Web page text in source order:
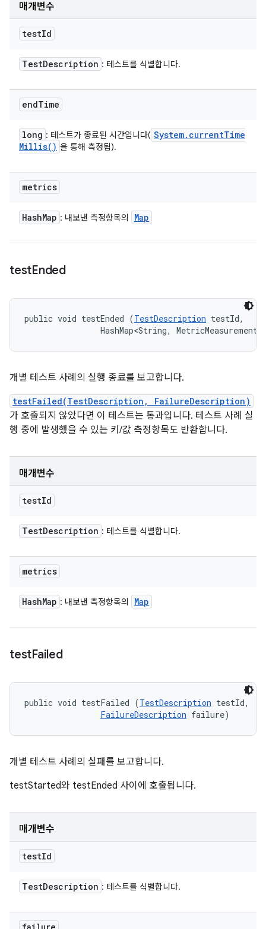
매개변수
testId
TestDescription : 테스트를 식별합니다.
endTime
long : 테스트가 종료된 시간입니다( System. currentTime
Millis( ) 을 통해 측정됨).
metrics
HashMap : 내보낸 측정항목의 Map
testEnded
public void testEnded (TestDescription testId,
HashMap<String,
개별 테스트 사례의 실행 종료를 보고합니다.
testFailed(TestDescription, FailureDescription)
가 호출되지 않았다면 이 테스트는 통과입니다. 테스트 사례 실
행 중에 발생했을 수 있는 키/값 측정항목도 반환합니다.
매개변수
testId
TestDescription : 테스트를 식별합니다.
metrics
HashMap : 내보낸 측정항목의 Map
testFailed
public void testFailed (TestDescription testId,
FailureDescription failure)
개별 테스트 사례의 실패를 보고합니다.
testStarted와 testEnded 사이에 호출됩니다.
매개변수
testId
TestDescription : 테스트를 식별합니다.